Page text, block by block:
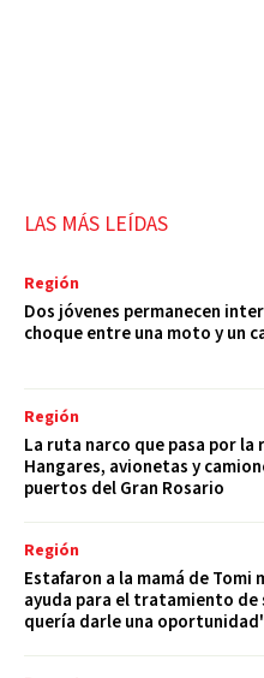
LAS MÁS LEÍDAS
Región
Dos jóvenes permanecen
choque entre una moto y un
Región
La ruta narco que pasa por la
Hangares, avionetas y
puertos del Gran Rosario
Región
Estafaron a la mamá de Tomi
ayuda para el tratamiento de
quería darle una